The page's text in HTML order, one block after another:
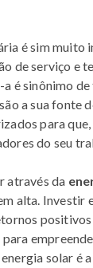
é sim muito
de serviço e
é sinônimo
a sua fonte
para
do seu
através da
alta. Investir
solar é